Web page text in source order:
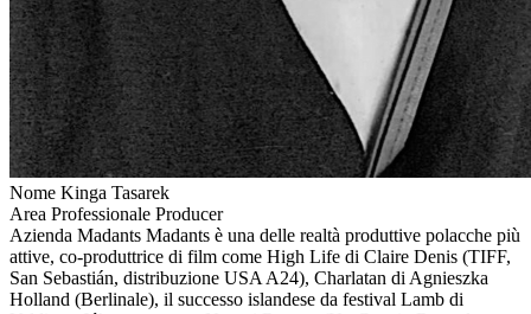
Nome Kinga Tasarek
Area Professionale Producer
Azienda Madants Madants è una delle realtà produttive polacche più
attive, co-produttrice di film come High Life di Claire Denis (TIFF,
San Sebastián, distribuzione USA A24), Charlatan di Agnieszka
Holland (Berlinale), il successo islandese da festival Lamb di